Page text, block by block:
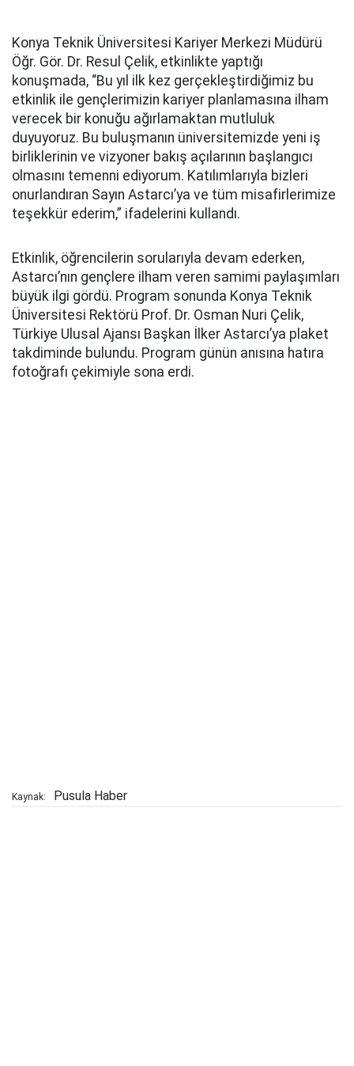
Konya Teknik Üniversitesi Kariyer Merkezi Müdürü
Öğr. Gör. Dr. Resul Çelik, etkinlikte yaptığı
konuşmada, “Bu yıl ilk kez gerçekleştirdiğimiz bu
etkinlik ile gençlerimizin kariyer planlamasına ilham
verecek bir konuğu ağırlamaktan mutluluk
duyuyoruz. Bu buluşmanın üniversitemizde yeni iş
birliklerinin ve vizyoner bakış açılarının başlangıcı
olmasını temenni ediyorum. Katılımlarıyla bizleri
onurlandıran Sayın Astarcı’ya ve tüm misafirlerimize
teşekkür ederim,” ifadelerini kullandı.
Etkinlik, öğrencilerin sorularıyla devam ederken,
Astarcı’nın gençlere ilham veren samimi paylaşımları
büyük ilgi gördü. Program sonunda Konya Teknik
Üniversitesi Rektörü Prof. Dr. Osman Nuri Çelik,
Türkiye Ulusal Ajansı Başkan İlker Astarcı’ya plaket
takdiminde bulundu. Program günün anısına hatıra
fotoğrafı çekimiyle sona erdi.
Kaynak: Pusula Haber